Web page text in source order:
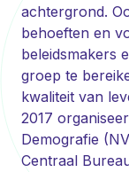
achtergrond.
behoeften en
beleidsmakers
groep te
kwaliteit van
2017
Demografie
Centraal